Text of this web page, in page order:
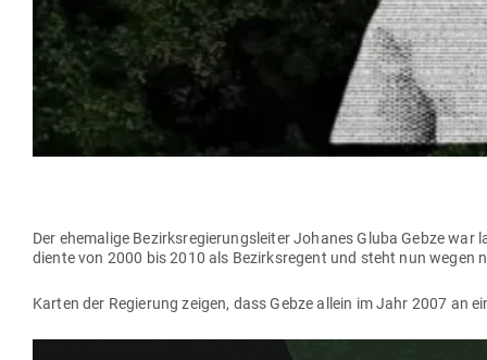
Der ehe­malige Bezirks­re­gie­rungs­leiter Johanes Gluba Gebze
diente von 2000 bis 2010 als Bezirks­regent und steht nun
Karten der Regierung zeigen, dass Gebze allein im Jahr 2007 an